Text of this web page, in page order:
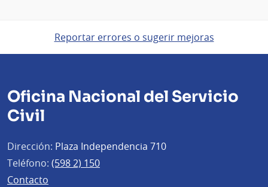
Reportar errores o sugerir mejoras
Oficina Nacional del Servicio
Civil
Dirección: Plaza Independencia 710
Teléfono: (598 2) 150
Contacto